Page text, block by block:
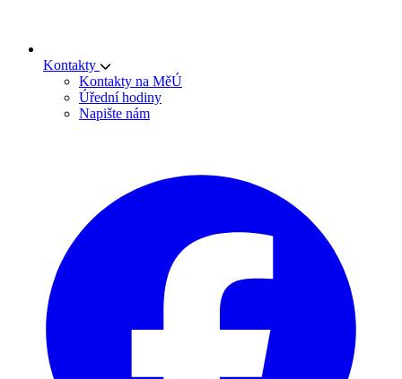
Kontakty
Kontakty na MěÚ
Úřední hodiny
Napište nám